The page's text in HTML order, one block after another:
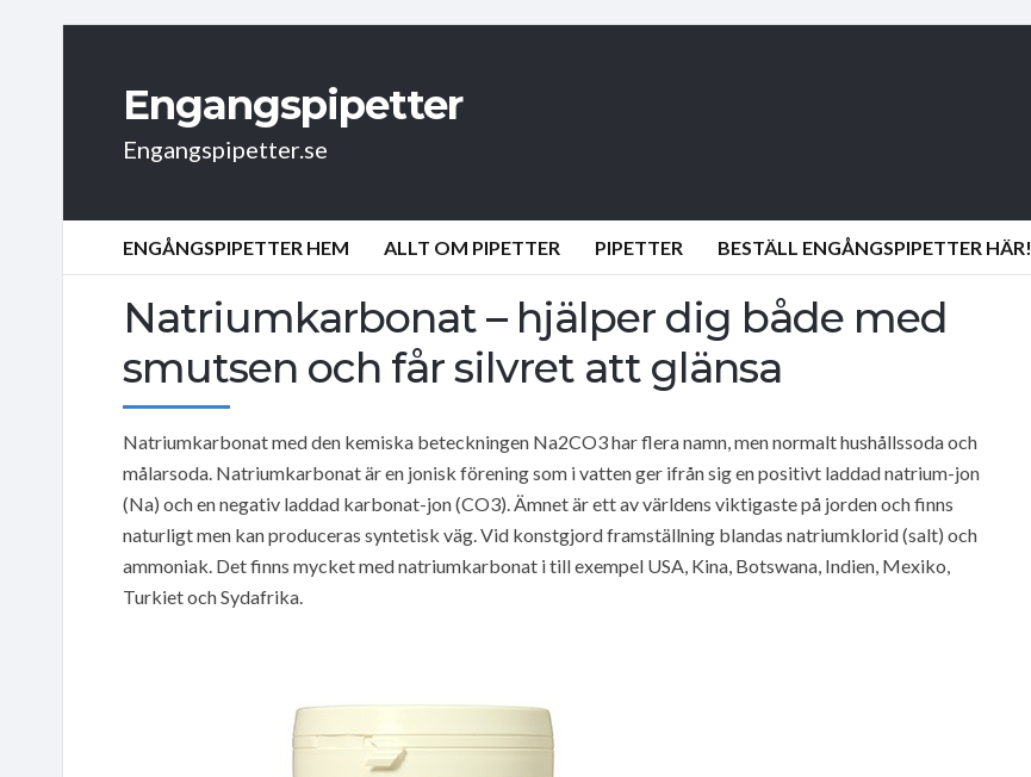
Engangspipetter
Engangspipetter.se
ENGÅNGSPIPETTER HEM ALLT OM PIPETTER PIPETTER BESTÄLL ENGÅNGSPIPETTER HÄR!
Natriumkarbonat – hjälper dig både med
smutsen och får silvret att glänsa
Natriumkarbonat med den kemiska beteckningen Na2CO3 har flera namn, men normalt hushållssoda och
målarsoda. Natriumkarbonat är en jonisk förening som i vatten ger ifrån sig en positivt laddad natrium-jon
(Na) och en negativ laddad karbonat-jon (CO3). Ämnet är ett av världens viktigaste på jorden och finns
naturligt men kan produceras syntetisk väg. Vid konstgjord framställning blandas natriumklorid (salt) och
ammoniak. Det finns mycket med natriumkarbonat i till exempel USA, Kina, Botswana, Indien, Mexiko,
Turkiet och Sydafrika.